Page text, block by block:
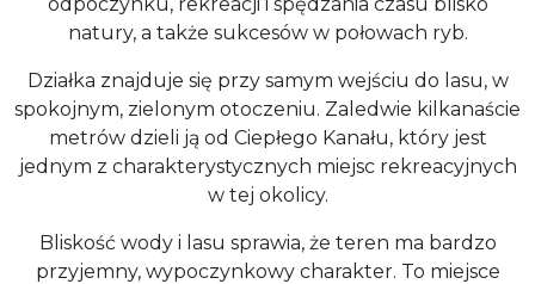
natury, a także sukcesów w połowach ryb.
Działka znajduje się przy samym wejściu do lasu, w
spokojnym, zielonym otoczeniu. Zaledwie kilkanaście
metrów dzieli ją od Ciepłego Kanału, który jest
jednym z charakterystycznych miejsc rekreacyjnych
w tej okolicy.
Bliskość wody i lasu sprawia, że teren ma bardzo
przyjemny, wypoczynkowy charakter. To miejsce